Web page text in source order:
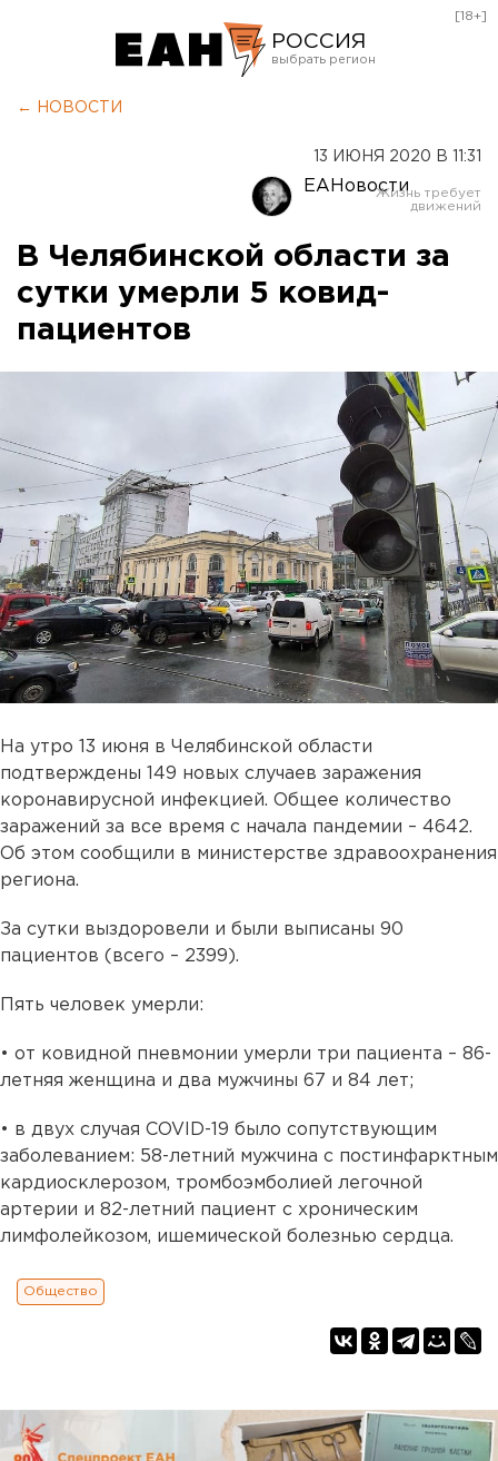
РОССИЯ
Оренбург
[18+]
← НОВОСТИ
13 ИЮНЯ 2020 В 11:31
ЕАНовости
В Челябинской области за
сутки умерли 5 ковид-
пациентов
На утро 13 июня в Челябинской области
подтверждены 149 новых случаев заражения
коронавирусной инфекцией. Общее количество
заражений за все время с начала пандемии – 4642.
Об этом сообщили в министерстве здравоохранения
региона.
За сутки выздоровели и были выписаны 90
пациентов (всего – 2399).
Пять человек умерли:
• от ковидной пневмонии умерли три пациента – 86-
летняя женщина и два мужчины 67 и 84 лет;
• в двух случая COVID-19 было сопутствующим
заболеванием: 58-летний мужчина с постинфарктным
кардиосклерозом, тромбоэмболией легочной
артерии и 82-летний пациент с хроническим
лимфолейкозом, ишемической болезнью сердца.
Общество